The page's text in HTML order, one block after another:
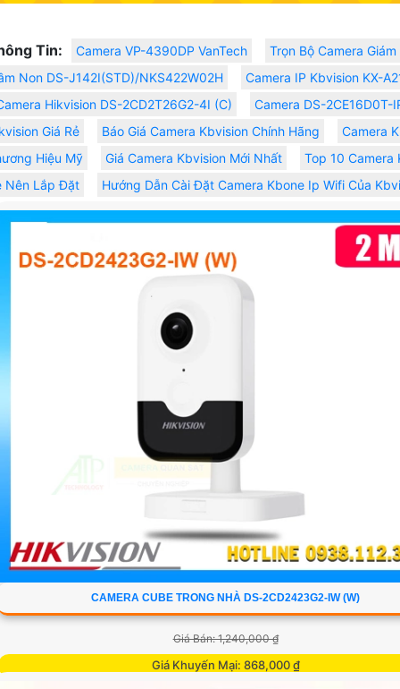
Tin: Camera VP-4390DP VanTech
Trọn Bộ Camera
Non DS-J142I(STD)/NKS422W02H
Camera IP Kbvision KX-
Hikvision DS-2CD2T26G2-4I (C)
Camera DS-2CE16D0T-
Giá Rẻ
Báo Giá Camera Kbvision Chính Hãng
Camera
Hiệu Mỹ
Giá Camera Kbvision Mới Nhất
Top 10 Camera
Nên Lắp Đặt
Hướng Dẫn Cài Đặt Camera Kbone Ip Wifi Của
CAMERA CUBE TRONG NHÀ DS-2CD2423G2-IW (W)
Giá Bán: 1,240,000 ₫
Giá Khuyến Mại: 868,000 ₫